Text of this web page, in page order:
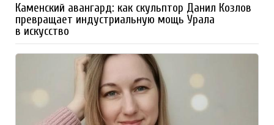
Каменский авангард: как скульптор Данил Козлов
превращает индустриальную мощь Урала
в искусство